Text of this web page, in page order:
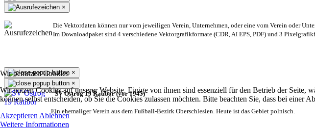
Wir benutzen Cookies
Wir nutzen Cookies auf unserer Website. Einige von ihnen sind essenziell für den Betrieb der Seite,
können selbst entscheiden, ob Sie die Cookies zulassen möchten. Bitte beachten Sie, dass bei
Akzeptieren Ablehnen
Weitere Informationen
×
Die Vektordaten können nur vom jeweiligen Verein, Unternehmen, oder eine vom Verein oder
Im Downloadpaket sind 4 verschiedene Vektorgrafikformate (CDR, AI EPS, PDF) und 3
×
×
SV Ostrog 19 Ratibor (vor 1945)
Ein ehemaliger Verein aus dem Fußball-Bezirk Oberschlesien. Heute ist das Gebiet polnisch.